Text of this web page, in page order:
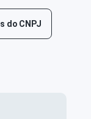
do CNPJ